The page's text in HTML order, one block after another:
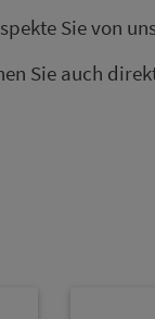
Sie von
Sie auch